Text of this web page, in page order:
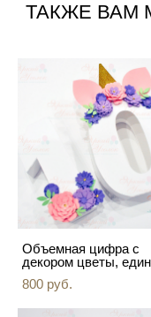
ТАКЖЕ ВАМ
Объемная цифра с
декором цветы,
800 pуб.